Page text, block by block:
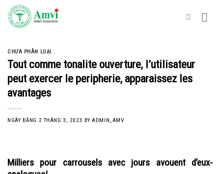
Skip
content
CHƯA PHÂN LOẠI
Tout comme tonalite ouverture, l’utilisateur
peut exercer le peripherie, apparaissez les
avantages
NGÀY ĐĂNG 2 THÁNG 3, 2023 BYADMIN_AMV
Milliers pour carrousels avec jours avouent d’eux-